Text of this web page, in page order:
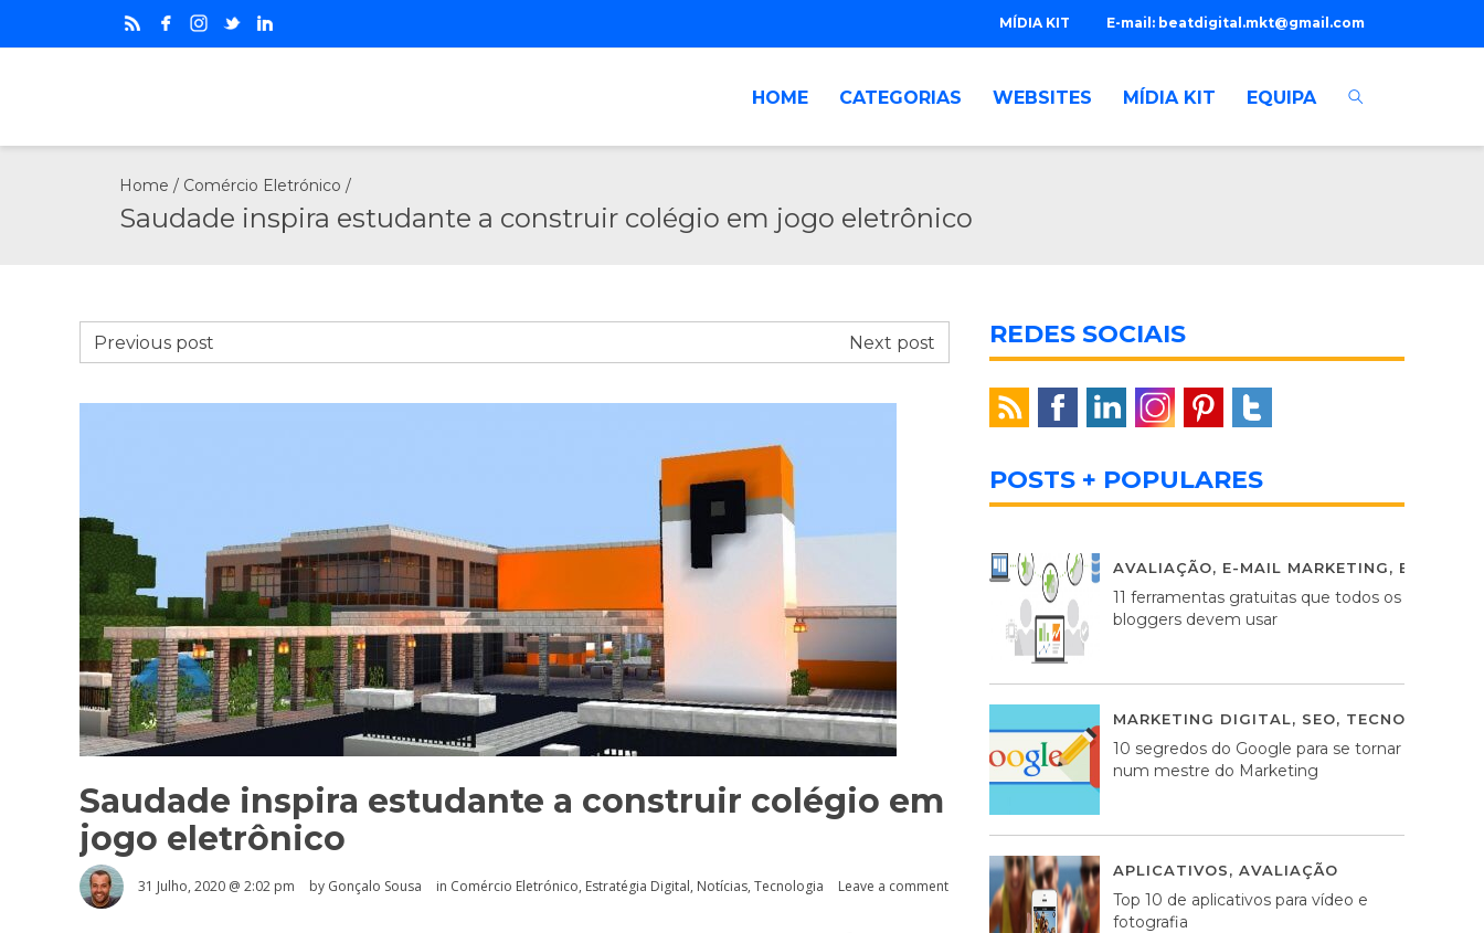
E-mail: beatdigital.mkt@gmail.com
MÍDIA KIT
HOME CATEGORIAS WEBSITES MÍDIA KIT EQUIPA
Home / Comércio Eletrónico /
Saudade inspira estudante a construir colégio em jogo eletrônico
Previous post Next post
Saudade inspira estudante a construir colégio em
jogo eletrônico
31 Julho, 2020 @ 2:02 pm by Gonçalo Sousa in Comércio Eletrónico, Estratégia Digital, Notícias, Tecnologia Leave a comment
REDES SOCIAIS
POSTS + POPULARES
AVALIAÇÃO, E-MAIL MARKETING,
11 ferramentas gratuitas que todos os
bloggers devem usar
MARKETING DIGITAL, SEO, TECNOLOGIA
10 segredos do Google para se tornar
num mestre do Marketing
APLICATIVOS, AVALIAÇÃO
Top 10 de aplicativos para vídeo e
fotografia